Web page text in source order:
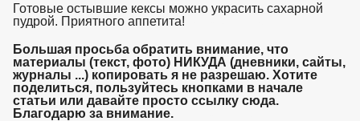
Готовые остывшие кексы можно украсить сахарной
пудрой. Приятного аппетита!
Большая просьба обратить внимание, что
материалы (текст, фото) НИКУДА (дневники, сайты,
журналы ...) копировать я не разрешаю. Хотите
поделиться, пользуйтесь кнопками в начале
статьи или давайте просто ссылку сюда.
Благодарю за внимание.взято с https://www.in2words.ru